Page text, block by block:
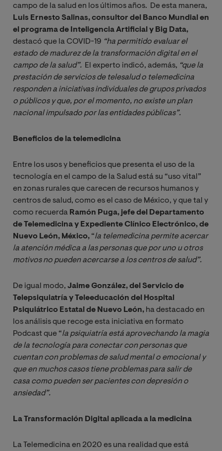
campo de la salud en los últimos años. De esta manera,
Luis Ernesto Salinas, consultor del Banco Mundial en
el programa de Inteligencia Artificial y Big Data,
destacó que la COVID-19 “ha permitido evaluar el
estado de madurez de la transformación digital en el
campo de la salud”. El experto indicó, además, “que la
prestación de servicios de telesalud o telemedicina
responden a iniciativas individuales de grupos privados
o públicos y que, por el momento, no existe un plan
nacional impulsado por las entidades públicas”.
Beneficios de la telemedicina
Entre los usos y beneficios que presenta el uso de la
tecnología en el campo de la Salud está su “uso vital”
en zonas rurales que carecen de recursos humanos y
centros de salud, como es el caso de México, y que tal y
como recuerda Ramón Puga, jefe del Departamento
de Telemedicina y Expediente Clínico Electrónico, de
Nuevo León, México, “la telemedicina permite acercar
la atención médica a las personas que por uno u otros
motivos no pueden acercarse a los centros de salud”.
De igual modo, Jaime González, del Servicio de
Telepsiquiatría y Teleeducación del Hospital
Psiquiátrico Estatal de Nuevo León, ha destacado en
los análisis que recoge esta iniciativa en formato
Podcast que “la psiquiatría está aprovechando la magia
de la tecnología para conectar con personas que
cuentan con problemas de salud mental o emocional y
que en muchos casos tiene problemas para salir de
casa como pueden ser pacientes con depresión o
ansiedad”.
La Transformación Digital aplicada a la medicina
La Telemedicina en 2020 es una realidad que está